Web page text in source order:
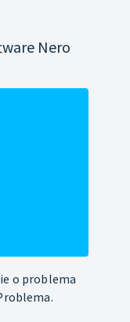
Nero
o problema